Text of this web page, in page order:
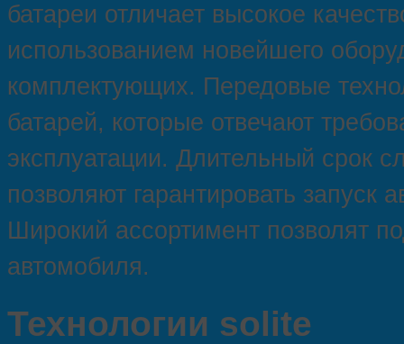
батареи отличает высокое
использованием новейшего
комплектующих. Передовые
батарей, которые отвечают
эксплуатации. Длительный срок
позволяют гарантировать запуск
Широкий ассортимент позволят
автомобиля.
Технологии solite